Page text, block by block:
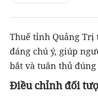
Thuế tỉnh Quảng
đáng chú ý, giúp
bắt và tuân thủ
Điều chỉnh đối